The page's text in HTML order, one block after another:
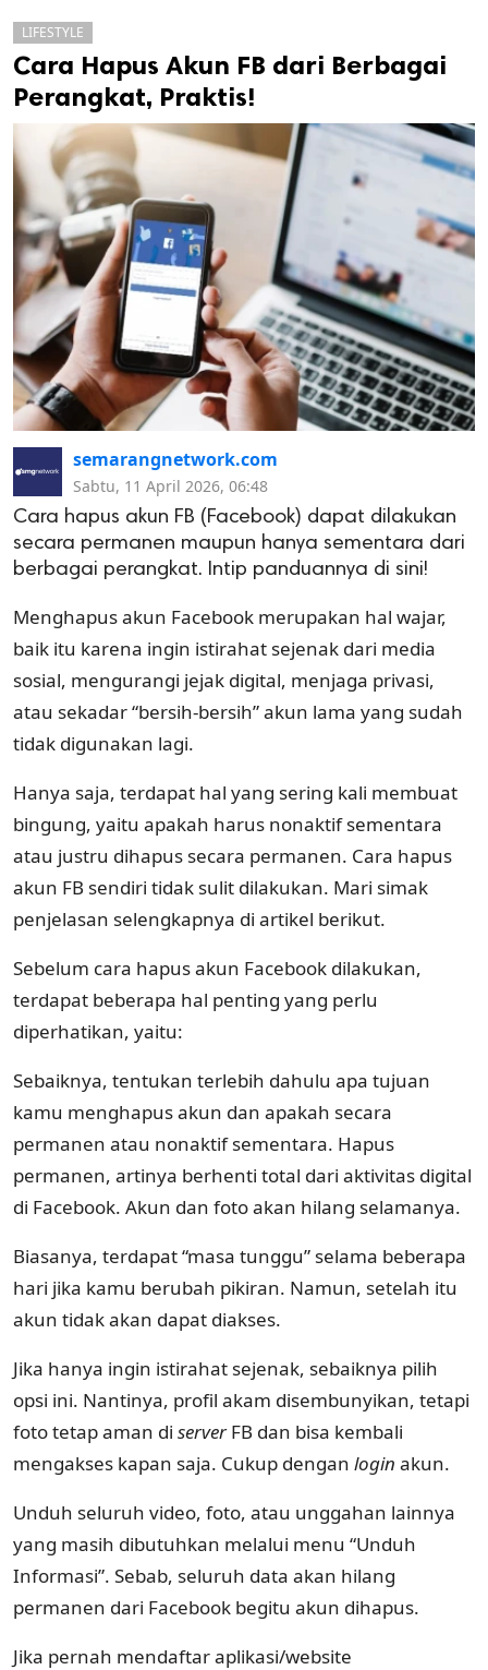
cipta.
LIFESTYLE
Cara Hapus Akun FB dari Berbagai
Perangkat, Praktis!
semarangnetwork.com
Sabtu, 11 April 2026, 06:48
Cara hapus akun FB (Facebook) dapat dilakukan
secara permanen maupun hanya sementara dari
berbagai perangkat. Intip panduannya di sini!
Menghapus akun Facebook merupakan hal wajar,
baik itu karena ingin istirahat sejenak dari media
sosial, mengurangi jejak digital, menjaga privasi,
atau sekadar “bersih-bersih” akun lama yang sudah
tidak digunakan lagi.
Hanya saja, terdapat hal yang sering kali membuat
bingung, yaitu apakah harus nonaktif sementara
atau justru dihapus secara permanen. Cara hapus
akun FB sendiri tidak sulit dilakukan. Mari simak
penjelasan selengkapnya di artikel berikut.
Sebelum cara hapus akun Facebook dilakukan,
terdapat beberapa hal penting yang perlu
diperhatikan, yaitu:
Sebaiknya, tentukan terlebih dahulu apa tujuan
kamu menghapus akun dan apakah secara
permanen atau nonaktif sementara. Hapus
permanen, artinya berhenti total dari aktivitas digital
di Facebook. Akun dan foto akan hilang selamanya.
Biasanya, terdapat “masa tunggu” selama beberapa
hari jika kamu berubah pikiran. Namun, setelah itu
akun tidak akan dapat diakses.
Jika hanya ingin istirahat sejenak, sebaiknya pilih
opsi ini. Nantinya, profil akam disembunyikan, tetapi
foto tetap aman di serverFB dan bisa kembali
mengakses kapan saja. Cukup dengan login akun.
Unduh seluruh video, foto, atau unggahan lainnya
yang masih dibutuhkan melalui menu “Unduh
Informasi”. Sebab, seluruh data akan hilang
permanen dari Facebook begitu akun dihapus.
Jika pernah mendaftar aplikasi/website